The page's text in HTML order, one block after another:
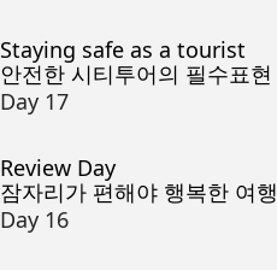
Staying safe as a tourist
안전한 시티투어의 필수표현
Day 17
Review Day
잠자리가 편해야 행복한 여행
Day 16